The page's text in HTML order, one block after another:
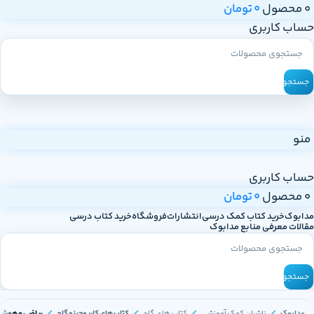
0محصول0تومان
حساب کاربری
جستجو
منو
حساب کاربری
0محصول0تومان
مدابوکخرید کتاب کمک درسیانتشاراتفروشگاهخرید کتاب درسی
مقالات معرفی منابع مدابوک
جستجو